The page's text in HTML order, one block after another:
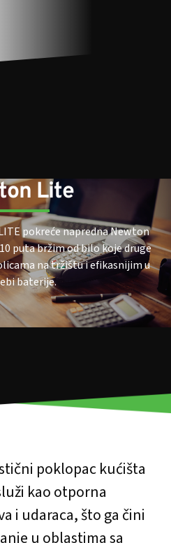
Lite
pokreće napredna Newton
puta bržim od bilo koje druge
na tržištu i efikasnijim u
baterije.
poklopac kućišta
kao otporna
i udaraca, što ga čini
u oblastima sa